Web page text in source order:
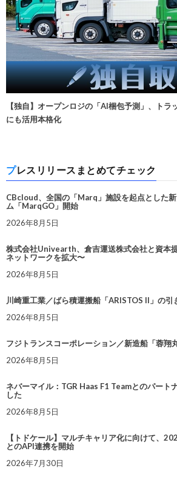
【独自】オープンロジの「AI梱包予測」、トラ
にも活用本格化
プレスリリースまとめてチェック
CBcloud、全国の「Marq」施設を起点とした
ム「MarqGO」開始
2026年8月5日
株式会社Univearth、倉吉運送株式会社と資本
ネットワークを拡大〜
2026年8月5日
川崎重工業／ばら積運搬船「ARISTOS II」の引
2026年8月5日
フジトランスコーポレーション／新造船「蓉翔
2026年8月5日
ネバーマイル：TGR Haas F1 Teamとのパート
した
2026年8月5日
【トドケール】マルチキャリア化に向けて、
とのAPI連携を開始
2026年7月30日